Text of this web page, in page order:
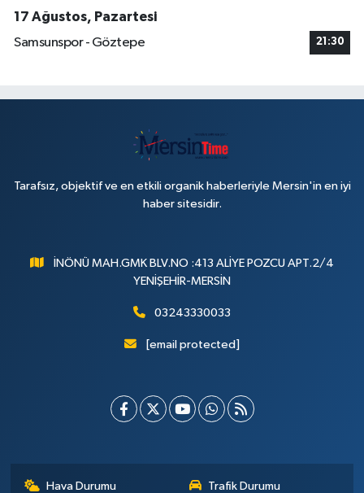
17 Ağustos, Pazartesi
Samsunspor - Göztepe
21:30
Tarafsız, objektif ve en etkili organik haberleriyle Mersin'in en iyi
haber sitesidir.
İNÖNÜ MAH.GMK BLV.NO :413 ALİYE POZCU APT.2/4
YENİŞEHİR-MERSİN
03243330033
[email protected]
Hava Durumu Trafik Durumu